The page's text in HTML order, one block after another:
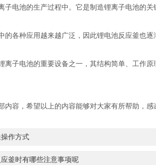
电池的生产过程中。它是制造锂离子电池的关
各种应用越来越广泛，因此锂电池反应釜也逐
子电池的重要设备之一，其结构简单、工作原
容，希望以上的内容能够对大家有所帮助，感
作方式
釜时有哪些注意事项呢